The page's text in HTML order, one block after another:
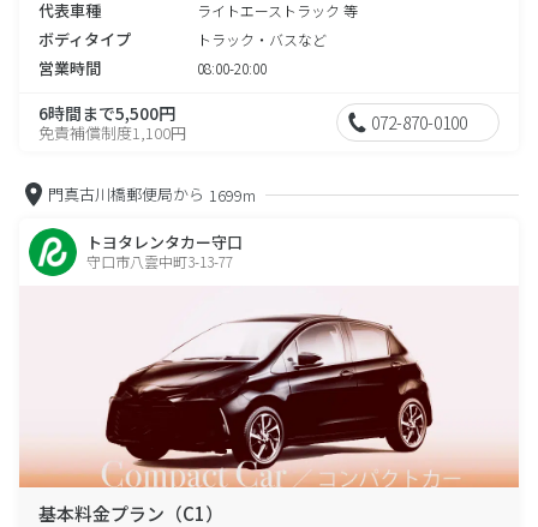
代表車種 ライトエーストラック 等
ボディタイプ トラック・バスなど
営業時間 08:00-20:00
6時間まで5,500円
免責補償制度1,100円 072-870-0100
門真古川橋郵便局から 1699m
トヨタレンタカー守口
守口市八雲中町3-13-77
基本料金プラン（C1）